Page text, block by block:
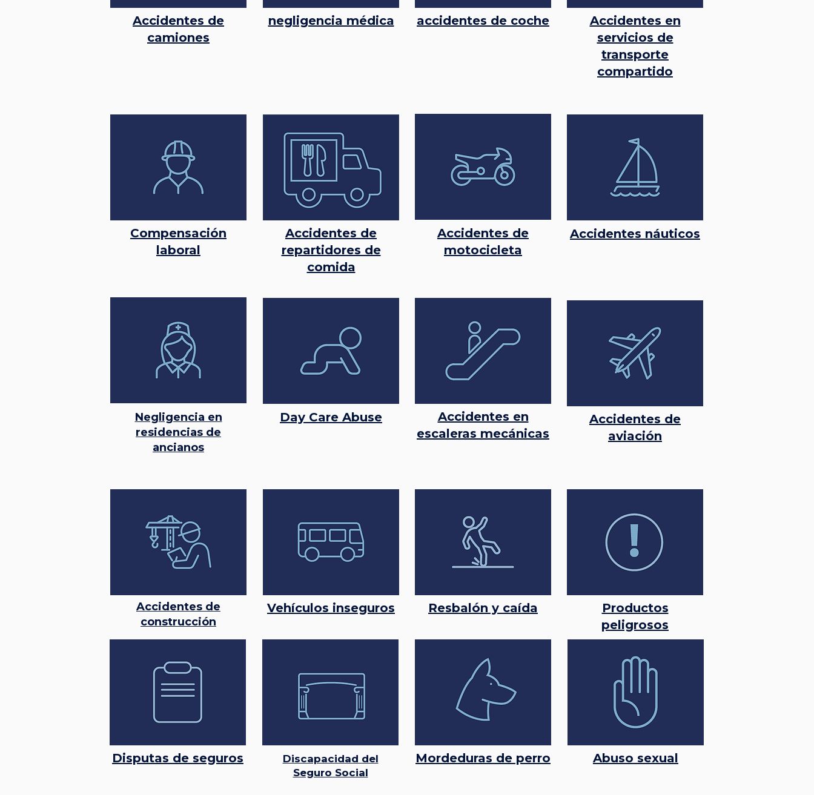
Accidentes de
camiones
negligencia médica accidentes de coche
Accidentes en
servicios de
transporte
compartido
Compensación
laboral
Accidentes de
repartidores de
comida
Accidentes de
motocicleta
Accidentes náuticos
Negligencia en
residencias de
ancianos
Day Care Abuse
Accidentes en
escaleras mecánicas
Accidentes de
aviación
Accidentes de
construcción
Vehículos inseguros Resbalón y caída
Productos
peligrosos
Disputas de seguros
Discapacidad del
Seguro Social
Mordeduras de perro Abuso sexual